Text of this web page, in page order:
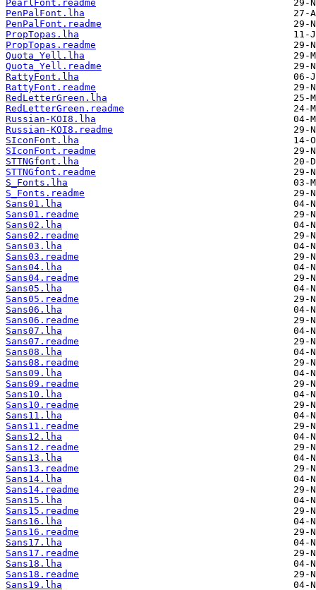
PearlFont.readme
PenPalFont.lha
PenPalFont.readme
PropTopas.lha
PropTopas.readme
Quota_Yell.lha
Quota_Yell.readme
RattyFont.lha
RattyFont.readme
RedLetterGreen.lha
RedLetterGreen.readme
Russian-KOI8.lha
Russian-KOI8.readme
SIconFont.lha
SIconFont.readme
STTNGfont.lha
STTNGfont.readme
S_Fonts.lha
S_Fonts.readme
Sans01.lha
Sans01.readme
Sans02.lha
Sans02.readme
Sans03.lha
Sans03.readme
Sans04.lha
Sans04.readme
Sans05.lha
Sans05.readme
Sans06.lha
Sans06.readme
Sans07.lha
Sans07.readme
Sans08.lha
Sans08.readme
Sans09.lha
Sans09.readme
Sans10.lha
Sans10.readme
Sans11.lha
Sans11.readme
Sans12.lha
Sans12.readme
Sans13.lha
Sans13.readme
Sans14.lha
Sans14.readme
Sans15.lha
Sans15.readme
Sans16.lha
Sans16.readme
Sans17.lha
Sans17.readme
Sans18.lha
Sans18.readme
Sans19.lha